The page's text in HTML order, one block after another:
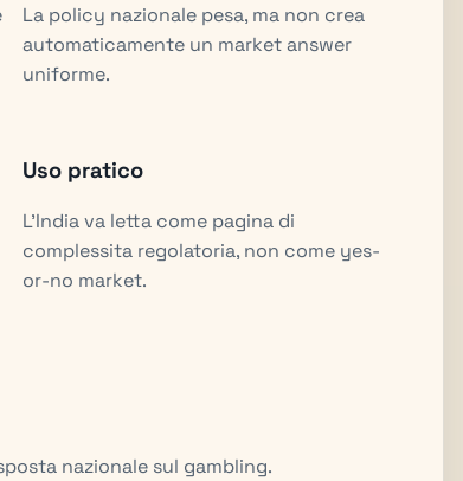
La policy nazionale pesa, ma non crea
automaticamente un market answer
uniforme.
Uso pratico
L'India va letta come pagina di
complessita regolatoria, non come yes-
or-no market.
nazionale sul gambling.